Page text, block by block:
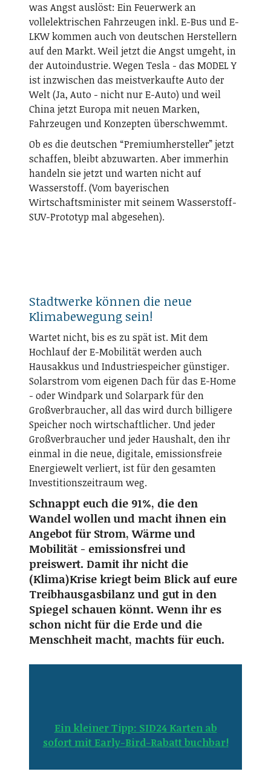
was Angst auslöst: Ein Feuerwerk an
vollelektrischen Fahrzeugen inkl. E-Bus und E-
LKW kommen auch von deutschen Herstellern
auf den Markt. Weil jetzt die Angst umgeht, in
der Autoindustrie. Wegen Tesla - das MODEL Y
ist inzwischen das meistverkaufte Auto der
Welt (Ja, Auto - nicht nur E-Auto) und weil
China jetzt Europa mit neuen Marken,
Fahrzeugen und Konzepten überschwemmt.
Ob es die deutschen “Premiumhersteller” jetzt
schaffen, bleibt abzuwarten. Aber immerhin
handeln sie jetzt und warten nicht auf
Wasserstoff. (Vom bayerischen
Wirtschaftsminister mit seinem Wasserstoff-
SUV-Prototyp mal abgesehen).
Stadtwerke können die neue
Klimabewegung sein!
Wartet nicht, bis es zu spät ist. Mit dem
Hochlauf der E-Mobilität werden auch
Hausakkus und Industriespeicher günstiger.
Solarstrom vom eigenen Dach für das E-Home
- oder Windpark und Solarpark für den
Großverbraucher, all das wird durch billigere
Speicher noch wirtschaftlicher. Und jeder
Großverbraucher und jeder Haushalt, den ihr
einmal in die neue, digitale, emissionsfreie
Energiewelt verliert, ist für den gesamten
Investitionszeitraum weg.
Schnappt euch die 91%, die den
Wandel wollen und macht ihnen ein
Angebot für Strom, Wärme und
Mobilität - emissionsfrei und
preiswert. Damit ihr nicht die
(Klima)Krise kriegt beim Blick auf eure
Treibhausgasbilanz und gut in den
Spiegel schauen könnt. Wenn ihr es
schon nicht für die Erde und die
Menschheit macht, machts für euch.
Ein kleiner Tipp: SID24 Karten ab
sofort mit Early-Bird-Rabatt buchbar!